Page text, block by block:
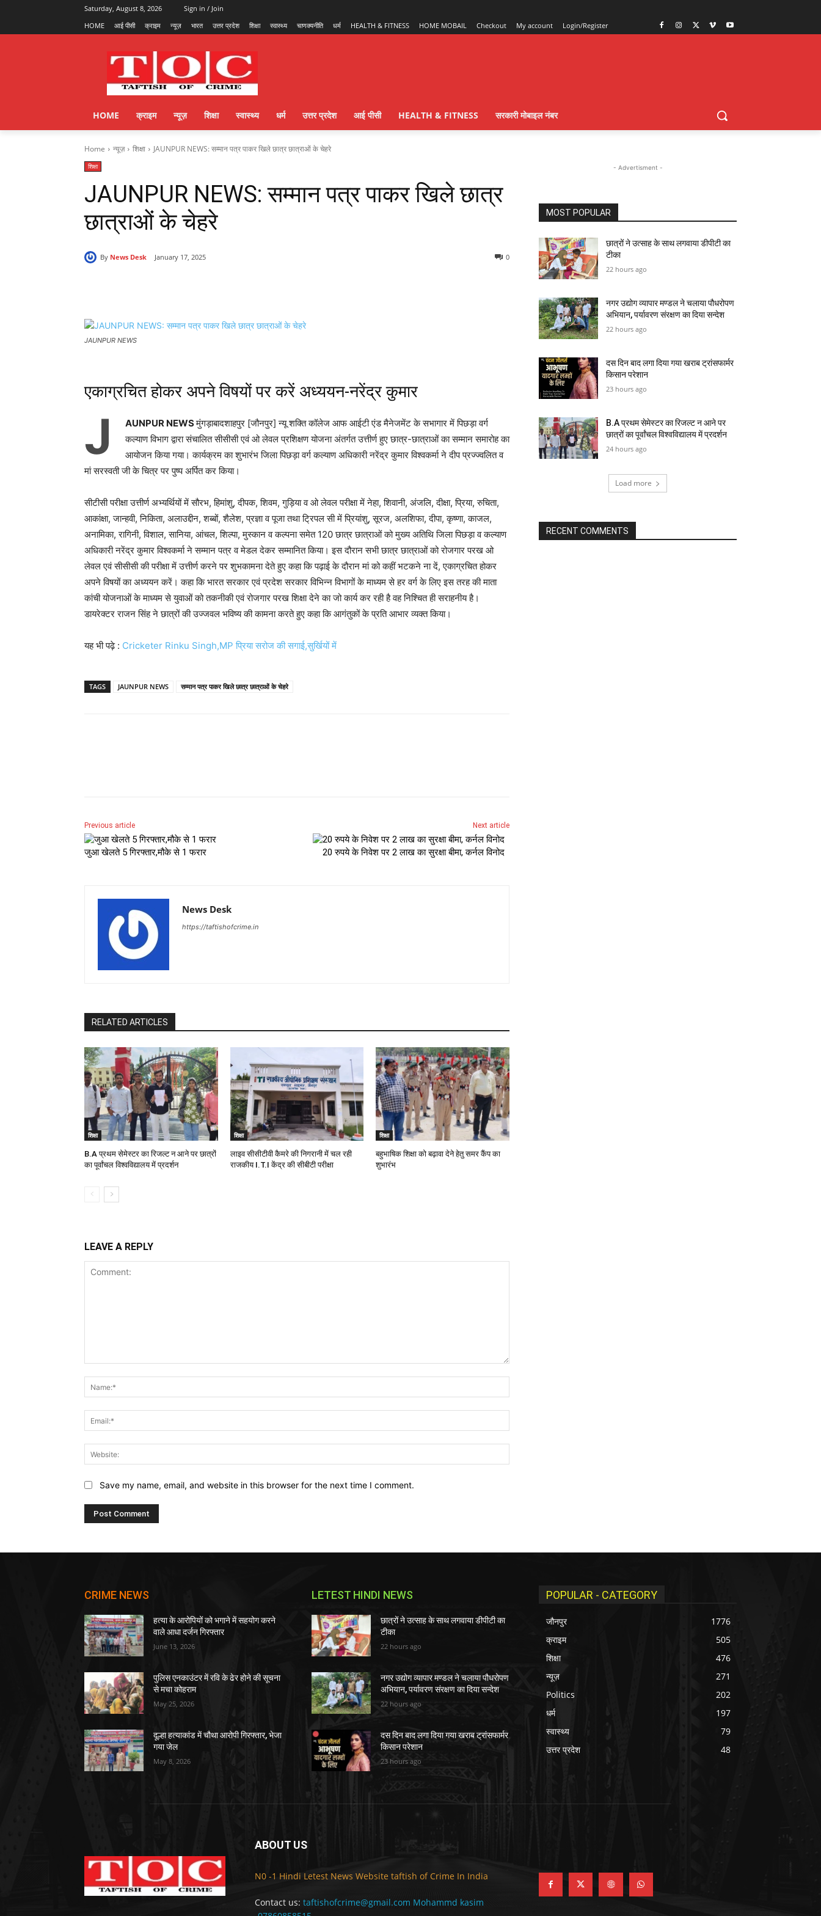
Saturday, August 8, 2026
Sign in / Join
HOME
आई पीसी क्राइम न्यूज़ भारत उत्तर प्रदेश शिक्षा स्वास्थ्य चाणक्यनीति धर्म HEALTH & FITNESS HOME MOBAIL Checkout My account Login/Register
HOME क्राइम न्यूज़ शिक्षा स्वास्थ्य धर्म उत्तर प्रदेश आई पीसी HEALTH & FITNESS सरकारी मोबाइल नंबर
Home न्यूज़ शिक्षा JAUNPUR NEWS: सम्मान पत्र पाकर खिले छात्र छात्राओं के चेहरे
शिक्षा
JAUNPUR NEWS: सम्मान पत्र पाकर खिले छात्र
छात्राओं के चेहरे
By News Desk January 17, 2025 0
JAUNPUR NEWS
एकाग्रचित होकर अपने विषयों पर करें अध्ययन-नरेंद्र कुमार
J AUNPUR NEWSमुंगड़ाबादशाहपुर [जौनपुर] न्यू शक्ति कॉलेज आफ आईटी एंड मैनेजमेंट के सभागार में पिछड़ा वर्ग
कल्याण विभाग द्वारा संचालित सीसीसी एवं ओ लेवल प्रशिक्षण योजना अंतर्गत उत्तीर्ण हुए छात्र-छात्राओं का सम्मान समारोह का
आयोजन किया गया। कार्यक्रम का शुभारंभ जिला पिछड़ा वर्ग कल्याण अधिकारी नरेंद्र कुमार विश्वकर्मा ने दीप प्रज्ज्वलित व
मां सरस्वती जी के चित्र पर पुष्प अर्पित कर किया।
सीटीसी परीक्षा उत्तीर्ण अभ्यर्थियों में सौरभ, हिमांशु, दीपक, शिवम, गुड़िया व ओ लेवल परीक्षा में नेहा, शिवानी, अंजलि, दीक्षा, प्रिया, रुचिता,
आकांक्षा, जान्हवी, निकिता, अलाउद्दीन, शब्बों, शैलेश, प्रज्ञा व पूजा तथा ट्रिपल सी में प्रियांशु, सूरज, अलशिफा, दीपा, कृष्णा, काजल,
अनामिका, रागिनी, विशाल, सानिया, आंचल, शिल्पा, मुस्कान व कल्पना समेत 120 छात्र छात्राओं को मुख्य अतिथि जिला पिछड़ा व कल्याण
अधिकारी नरेंद्र कुमार विश्वकर्मा ने सम्मान पत्र व मेडल देकर सम्मानित किया। इस दौरान सभी छात्र छात्राओं को रोजगार परख ओ
लेवल एवं सीसीसी की परीक्षा में उत्तीर्ण करने पर शुभकामना देते हुए कहा कि पढ़ाई के दौरान मां को कहीं भटकने ना दें, एकाग्रचित होकर
अपने विषयों का अध्ययन करें। कहा कि भारत सरकार एवं प्रदेश सरकार विभिन्न विभागों के माध्यम से हर वर्ग के लिए इस तरह की माता
कांची योजनाओं के माध्यम से युवाओं को तकनीकी एवं रोजगार परख शिक्षा देने का जो कार्य कर रही है वह निश्चित ही सराहनीय है।
डायरेक्टर राजन सिंह ने छात्रों की उज्जवल भविष्य की कामना करते हुए कहा कि आगंतुकों के प्रति आभार व्यक्त किया।
यह भी पढ़े : Cricketer Rinku Singh,MP प्रिया सरोज की सगाई,सुर्खियों में
TAGS JAUNPUR NEWS सम्मान पत्र पाकर खिले छात्र छात्राओं के चेहरे
Previous article
जुआ खेलते 5 गिरफ्तार,मौके से 1 फरार
Next article
20 रुपये के निवेश पर 2 लाख का सुरक्षा बीमा, कर्नल विनोद
News Desk
https://taftishofcrime.in
RELATED ARTICLES
शिक्षा
B.A प्रथम सेमेस्टर का रिजल्ट न आने पर छात्रों
का पूर्वांचल विश्वविद्यालय में प्रदर्शन
शिक्षा
लाइव सीसीटीवी कैमरे की निगरानी में चल रही
राजकीय I.T.I केंद्र की सीबीटी परीक्षा
शिक्षा
बहुभाषिक शिक्षा को बढ़ावा देने हेतु समर कैंप का
शुभारंभ
LEAVE A REPLY
Save my name, email, and website in this browser for the next time I comment.
- Advertisment -
MOST POPULAR
छात्रों ने उत्साह के साथ लगवाया डीपीटी का
टीका
22 hours ago
नगर उद्योग व्यापार मण्डल ने चलाया पौधरोपण
अभियान, पर्यावरण संरक्षण का दिया सन्देश
22 hours ago
दस दिन बाद लगा दिया गया खराब ट्रांसफार्मर
किसान परेशान
23 hours ago
B.A प्रथम सेमेस्टर का रिजल्ट न आने पर
छात्रों का पूर्वांचल विश्वविद्यालय में प्रदर्शन
24 hours ago
Load more
RECENT COMMENTS
CRIME NEWS
हत्या के आरोपियों को भगाने में सहयोग करने
वाले आधा दर्जन गिरफ्तार
June 13, 2026
पुलिस एनकाउंटर में रवि के ढेर होने की सूचना
से मचा कोहराम
May 25, 2026
दूल्हा हत्याकांड में चौथा आरोपी गिरफ्तार, भेजा
गया जेल
May 8, 2026
LETEST HINDI NEWS
छात्रों ने उत्साह के साथ लगवाया डीपीटी का
टीका
22 hours ago
नगर उद्योग व्यापार मण्डल ने चलाया पौधरोपण
अभियान, पर्यावरण संरक्षण का दिया सन्देश
22 hours ago
दस दिन बाद लगा दिया गया खराब ट्रांसफार्मर
किसान परेशान
23 hours ago
POPULAR - CATEGORY
जौनपुर
1776
क्राइम
505
शिक्षा
476
न्यूज़
271
Politics
202
धर्म
197
स्वास्थ्य
79
उत्तर प्रदेश
48
ABOUT US
N0 -1 Hindi Letest News Website taftish of Crime In India
Contact us: taftishofcrime@gmail.com Mohammd kasim